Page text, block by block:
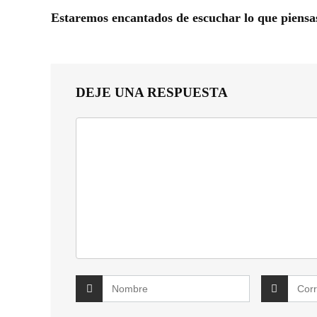
Estaremos encantados de escuchar lo que
DEJE UNA RESPUESTA